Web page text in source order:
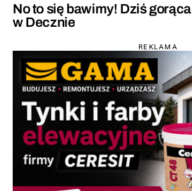
No to się bawimy! Dziś
w Decznie
REKLAMA